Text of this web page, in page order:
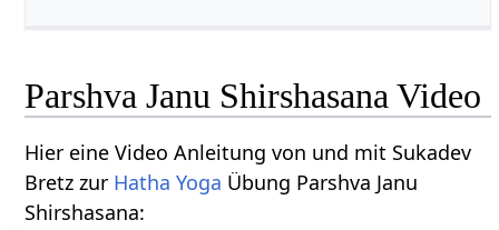
Parshva Janu Shirshasana Video
Hier eine Video Anleitung von und mit Sukadev
Bretz zur Hatha Yoga Übung Parshva Janu
Shirshasana: